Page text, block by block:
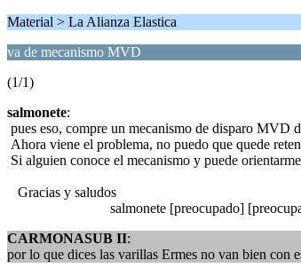
Material > La Alianza Elastica
va de mecanismo MVD
(1/1)
salmonete:
pues eso, compre un mecanismo de disparo MVD
Ahora viene el problema, no puedo que quede
Si alguien conoce el mecanismo y puede
Gracias y saludos
salmonete [preocupado]
CARMONASUB II:
por lo que dices las varillas Ermes no van bien con